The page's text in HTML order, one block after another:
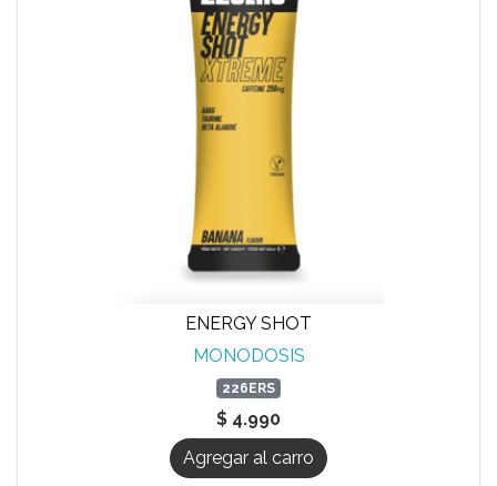
ENERGY SHOT
MONODOSIS
226ERS
$ 4.990
Agregar al carro